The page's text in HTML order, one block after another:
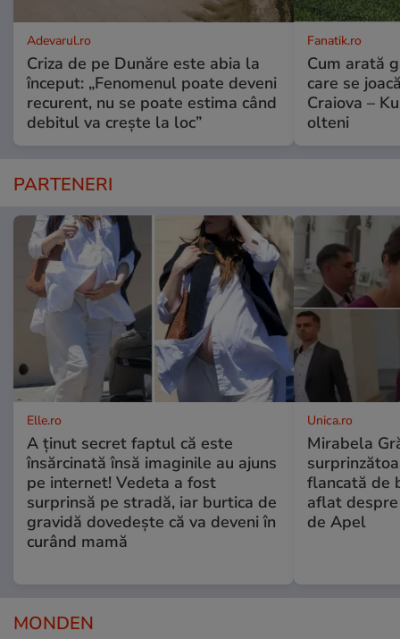
Adevarul.ro
Criza de pe Dunăre este abia la
început: „Fenomenul poate deveni
recurent, nu se poate estima când
debitul va crește la loc”
Fanatik.ro
Cum arată
care se
Craiova –
olteni
PARTENERI
Elle.ro
A ținut secret faptul că este
însărcinată însă imaginile au ajuns
pe internet! Vedeta a fost
surprinsă pe stradă, iar burtica de
gravidă dovedește că va deveni în
curând mamă
Unica.ro
Mirabela
flancată de
aflat
de Apel
MONDEN